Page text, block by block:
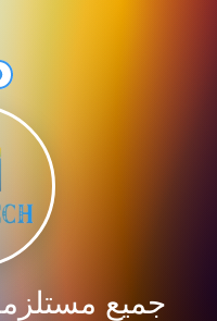
جميع